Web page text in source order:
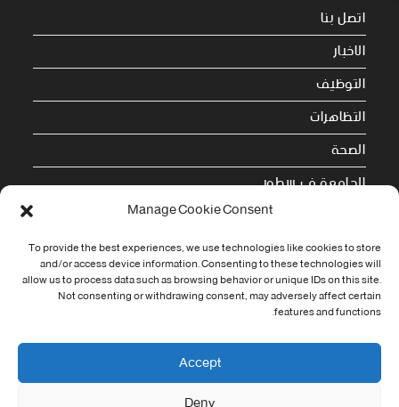
Manage Cookie Consent
To provide the best experiences, we use technologies like cookies to store
and/or access device information. Consenting to these technologies will
allow us to process data such as browsing behavior or unique IDs on this site.
Not consenting or withdrawing consent, may adversely affect certain
features and functions.
Accept
اتصل بنا
الاخبار
التوظيف
التظاهرات
الصحة
الجامعة في سطور
Cookie Policy (EU)
معلومات الاتصال
Address:
جامعة العربي التبسي طريق قسنطينة - تبسة